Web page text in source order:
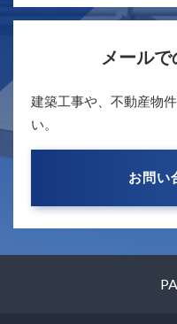
メール
建築工事や、不動産物
い。
お問い